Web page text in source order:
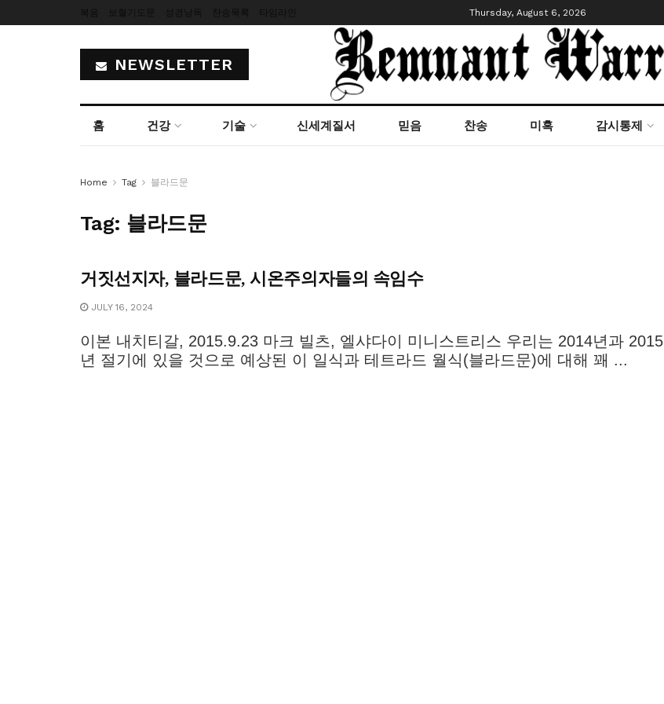
Thursday, August 6, 2026
NEWSLETTER
홈 건강 기술 신세계질서 믿음 찬송 미혹 감시통제
Home Tag 블라드문
Tag: 블라드문
거짓선지자, 블라드문, 시온주의자들의 속임수
JULY 16, 2024
이본 내치티갈, 2015.9.23 마크 빌츠, 엘샤다이 미니스트리스 우리는 2014년과 2015
년 절기에 있을 것으로 예상된 이 일식과 테트라드 월식(블라드문)에 대해 꽤 ...